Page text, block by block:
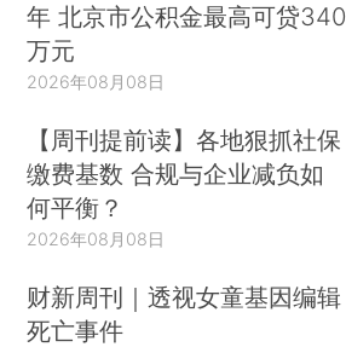
年 北京市公积金最高可贷340
万元
2026年08月08日
【周刊提前读】各地狠抓社保
缴费基数 合规与企业减负如
何平衡？
2026年08月08日
财新周刊｜透视女童基因编辑
死亡事件